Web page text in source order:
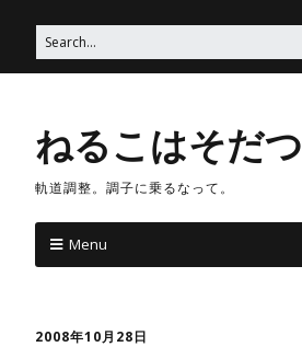
ねるこはそだつ
軌道調整。調子に乗るなって。
Menu
2008年10月28日